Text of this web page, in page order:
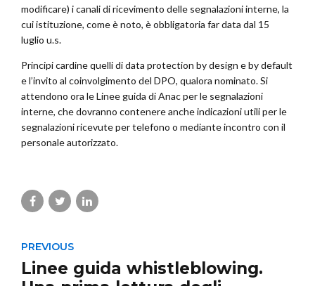
modificare) i canali di ricevimento delle segnalazioni interne, la
cui istituzione, come è noto, è obbligatoria far data dal 15
luglio u.s.
Principi cardine quelli di data protection by design e by default
e l’invito al coinvolgimento del DPO, qualora nominato. Si
attendono ora le Linee guida di Anac per le segnalazioni
interne, che dovranno contenere anche indicazioni utili per le
segnalazioni ricevute per telefono o mediante incontro con il
personale autorizzato.
PREVIOUS
Linee guida whistleblowing.